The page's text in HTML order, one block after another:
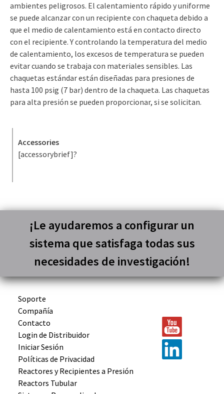
ambientes peligrosos. El calentamiento rápido y uniforme
se puede alcanzar con un recipiente con chaqueta debido a
que el medio de calentamiento está en contacto directo
con el recipiente. Y controlando la temperatura del medio
de calentamiento, los excesos de temperatura se pueden
evitar cuando se trabaja con materiales sensibles. Las
chaquetas estándar están diseñadas para presiones de
hasta 100 psig (7 bar) dentro de la chaqueta. Las chaquetas
para alta presión se pueden proporcionar, si se solicitan.
Accessories
[accessorybrief]?
¡Le ayudaremos a configurar un
sistema que satisfaga todas sus
necesidades de investigación!
Soporte
Compañía
Contacto
Login de Distribuidor
Iniciar Sesión
Políticas de Privacidad
Reactores yRecipientes a Presión
Reactors Tubular